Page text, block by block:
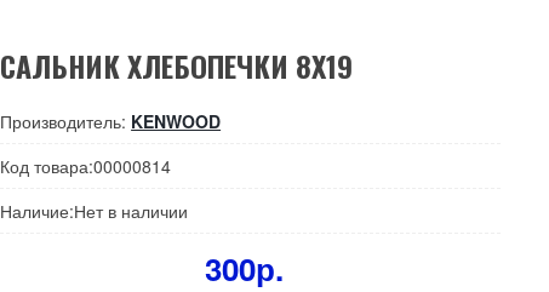
САЛЬНИК ХЛЕБОПЕЧКИ 8Х19
Производитель: KENWOOD
Код товара:00000814
Наличие:Нет в наличии
300р.